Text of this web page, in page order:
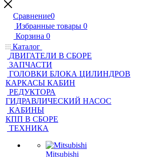
Сравнение0
Избранные товары 0
Корзина 0
Каталог
ДВИГАТЕЛИ В СБОРЕ
ЗАПЧАСТИ
ГОЛОВКИ БЛОКА ЦИЛИНДРОВ
КАРКАСЫ КАБИН
РЕДУКТОРА
ГИДРАВЛИЧЕСКИЙ НАСОС
КАБИНЫ
КПП В СБОРЕ
ТЕХНИКА
Mitsubishi